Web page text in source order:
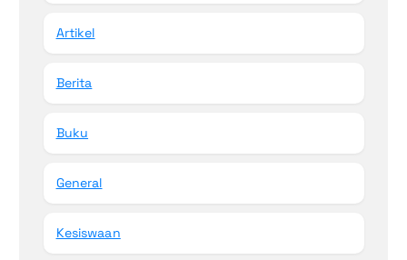
Artikel
Berita
Buku
General
Kesiswaan